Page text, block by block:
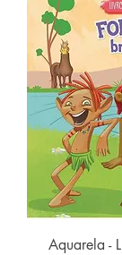
Aquarela -